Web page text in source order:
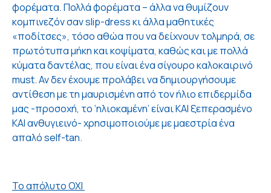
φορέματα. Πολλά φορέματα – άλλα να θυμίζουν
κομπινεζόν σαν slip-dress κι άλλα μαθητικές
«ποδίτσες», τόσο αθώα που να δείχνουν τολμηρά, σε
πρωτότυπα μήκη και κοψίματα, καθώς και με πολλά
κύματα δαντέλας, που είναι ένα σίγουρο καλοκαιρινό
must. Αν δεν έχουμε προλάβει να δημιουργήσουμε
αντίθεση με τη μαυρισμένη από τον ήλιο επιδερμίδα
μας -προσοχή, το ‘ηλιοκαμένη’ είναι ΚΑΙ ξεπερασμένο
ΚΑΙ ανθυγιεινό- χρησιμοποιούμε με μαεστρία ένα
απαλό self-tan.
Το απόλυτο ΟΧΙ